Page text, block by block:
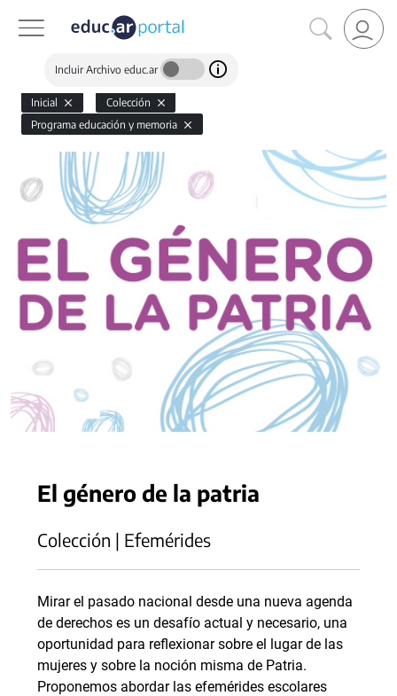
Incluir Archivo educ.ar
Inicial
Colección
Programa educación y memoria
El género de la patria
Colección | Efemérides
Mirar el pasado nacional desde una nueva agenda
de derechos es un desafío actual y necesario, una
oportunidad para reflexionar sobre el lugar de las
mujeres y sobre la noción misma de Patria.
Proponemos abordar las efemérides escolares